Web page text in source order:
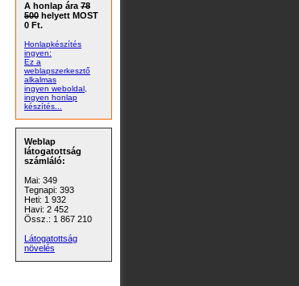
A honlap ára 78
500 helyett MOST
0 Ft.
Honlapkészítés
ingyen:
Ez a
weblapszerkesztő
alkalmas
ingyen weboldal,
ingyen honlap
készítés...
Weblap
látogatottság
számláló:
Mai: 349
Tegnapi: 393
Heti: 1 932
Havi: 2 452
Össz.: 1 867 210
Látogatottság
növelés